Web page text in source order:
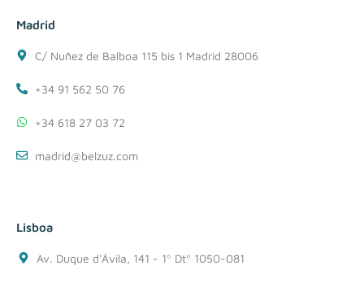
Madrid
C/ Nuñez de Balboa 115 bis 1 Madrid 28006
+34 91 562 50 76
+34 618 27 03 72
madrid@belzuz.com
Lisboa
Av. Duque d'Ávila, 141 - 1º Dtº 1050-081